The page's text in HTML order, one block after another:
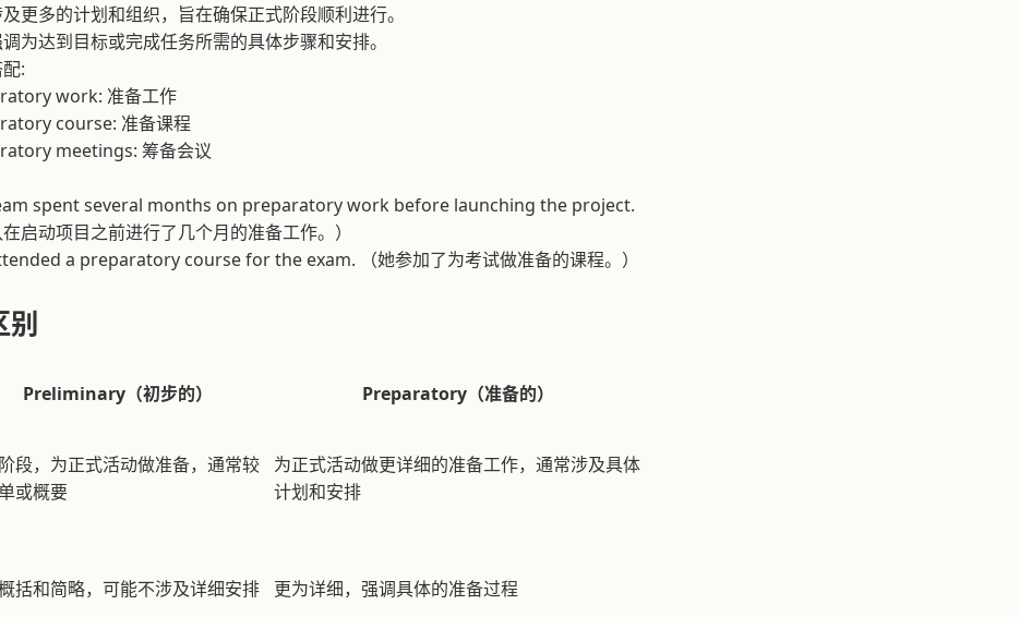
更多的计划和组织，旨在确保正式阶段顺利进行。
为达到目标或完成任务所需的具体步骤和安排。
:
work: 准备工作
course: 准备课程
meetings: 筹备会议
spent several months on preparatory work before launching the project.
在启动项目之前进行了几个月的准备工作。）
a preparatory course for the exam. （她参加了为考试做准备的课程。）
别
Preliminary（初步的）
Preparatory（准备的）
段，为正式活动做准备，通常较
或概要
为正式活动做更详细的准备工作，通常涉及具体
计划和安排
括和简略，可能不涉及详细安排 更为详细，强调具体的准备过程